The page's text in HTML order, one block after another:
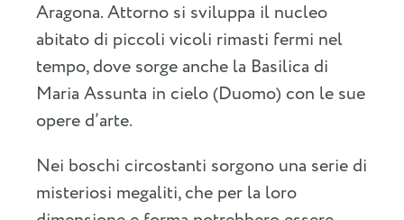
Aragona. Attorno si sviluppa il nucleo
abitato di piccoli vicoli rimasti fermi nel
tempo, dove sorge anche la Basilica di
Maria Assunta in cielo (Duomo) con le sue
opere d’arte.
Nei boschi circostanti sorgono una serie di
misteriosi megaliti, che per la loro